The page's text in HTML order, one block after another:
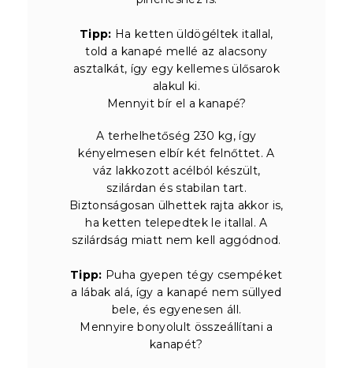
Tipp: Ha ketten üldögéltek itallal,
told a kanapé mellé az alacsony
asztalkát, így egy kellemes ülősarok
alakul ki.
Mennyit bír el a kanapé?
A terhelhetőség 230 kg, így
kényelmesen elbír két felnőttet. A
váz lakkozott acélból készült,
szilárdan és stabilan tart.
Biztonságosan ülhettek rajta akkor is,
ha ketten telepedtek le itallal. A
szilárdság miatt nem kell aggódnod.
Tipp: Puha gyepen tégy csempéket
a lábak alá, így a kanapé nem süllyed
bele, és egyenesen áll.
Mennyire bonyolult összeállítani a
kanapét?